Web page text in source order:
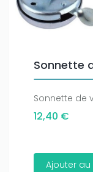
Sonnette
Sonnette de
12,40 €
Ajouter